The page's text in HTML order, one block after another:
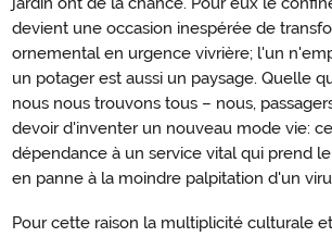
devient une occasion inespérée de
ornemental en urgence vivrière; l'un
un potager est aussi un paysage. Quelle
nous nous trouvons tous – nous,
devoir d'inventer un nouveau mode vie:
dépendance à un service vital qui prend
en panne à la moindre palpitation d'un
Pour cette raison la multiplicité culturale